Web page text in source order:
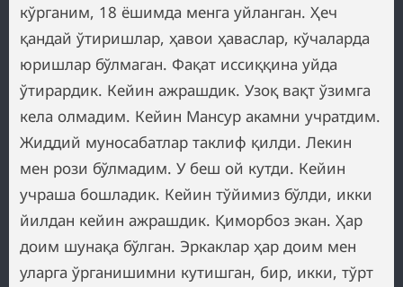
кўрганим, 18 ёшимда менга уйланган. Ҳеч
қандай ўтиришлар, ҳавои ҳаваслар, кўчаларда
юришлар бўлмаган. Фақат иссиққина уйда
ўтирардик. Кейин ажрашдик. Узоқ вақт ўзимга
кела олмадим. Кейин Мансур акамни учратдим.
Жиддий муносабатлар таклиф қилди. Лекин
мен рози бўлмадим. У беш ой кутди. Кейин
учраша бошладик. Кейин тўйимиз бўлди, икки
йилдан кейин ажрашдик. Қиморбоз экан. Ҳар
доим шунақа бўлган. Эркаклар ҳар доим мен
уларга ўрганишимни кутишган, бир, икки, тўрт